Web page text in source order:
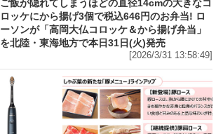
ご飯が隠れてしまうほどの直径14cmの大きなコ
ロッケにから揚げ3個で税込646円のお弁当! ロ
ーソンが「高岡大仏コロッケ＆から揚げ弁当」
を北陸・東海地方で本日31日(火)発売
[2026/3/31 13:58:49]